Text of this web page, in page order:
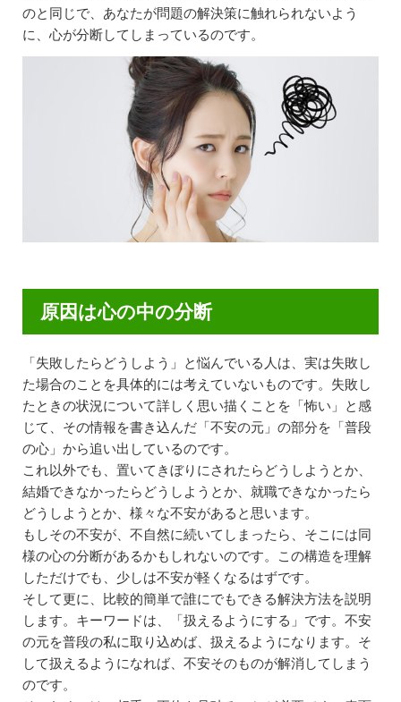
のと同じで、あなたが問題の解決策に触れられないよう
に、心が分断してしまっているのです。
原因は心の中の分断
「失敗したらどうしよう」と悩んでいる人は、実は失敗し
た場合のことを具体的には考えていないものです。失敗し
たときの状況について詳しく思い描くことを「怖い」と感
じて、その情報を書き込んだ「不安の元」の部分を「普段
の心」から追い出しているのです。
これ以外でも、置いてきぼりにされたらどうしようとか、
結婚できなかったらどうしようとか、就職できなかったら
どうしようとか、様々な不安があると思います。
もしその不安が、不自然に続いてしまったら、そこには同
様の心の分断があるかもしれないのです。この構造を理解
しただけでも、少しは不安が軽くなるはずです。
そして更に、比較的簡単で誰にでもできる解決方法を説明
します。キーワードは、「扱えるようにする」です。不安
の元を普段の私に取り込めば、扱えるようになります。そ
して扱えるようになれば、不安そのものが解消してしまう
のです。